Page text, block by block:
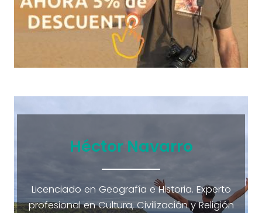
Héctor Navarro
Licenciado en Geografía e Historia. Experto
profesional en Cultura, Civilización y Religión